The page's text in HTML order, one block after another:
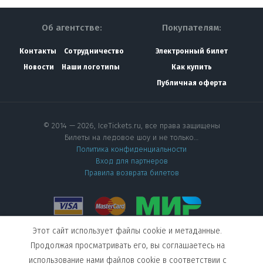
Об агентстве:
Контакты
Сотрудничество
Новости
Наши логотипы
Покупателям:
Электронный билет
Как купить
Публичная оферта
© 2014 — 2026, IceTickets.ru, все права защищены
Билеты на ледовое шоу и не только…
Политика конфиденциальности
Вход для партнеров
Правила возврата билетов
Мы в социальных сетях
Этот сайт использует файлы cookie и метаданные.
Продолжая просматривать его, вы соглашаетесь на
использование нами файлов cookie в соответствии с